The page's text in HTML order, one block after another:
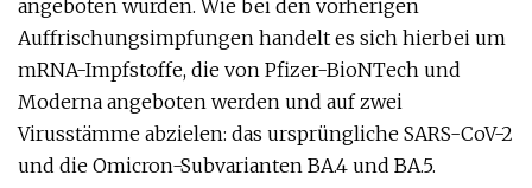
angeboten wurden. Wie bei den vorherigen
Auffrischungsimpfungen handelt es sich hierbei um
mRNA-Impfstoffe, die von Pfizer-BioNTech und
Moderna angeboten werden und auf zwei
Virusstämme abzielen: das ursprüngliche SARS-CoV-2
und die Omicron-Subvarianten BA.4 und BA.5.